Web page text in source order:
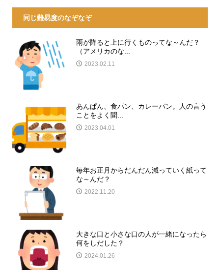
同じ難易度のなぞなぞ
雨が降ると上に行くものってな～んだ？
（アメリカのな...
2023.02.11
あんぱん、食パン、カレーパン。人の言う
ことをよく聞...
2023.04.01
毎年お正月からだんだん減っていく紙って
な～んだ？
2022.11.20
大きな口と小さな口の人が一緒になったら
何をしだした？
2024.01.26